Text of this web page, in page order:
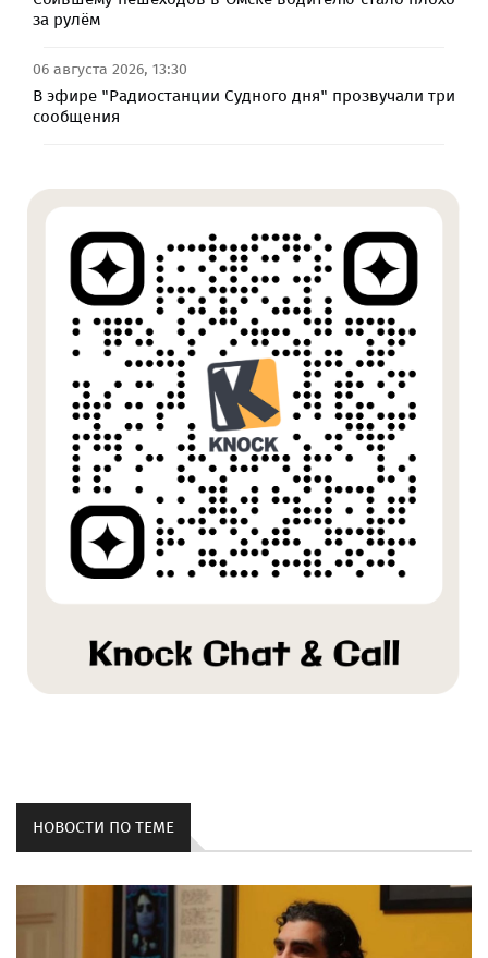
за рулём
06 августа 2026, 13:30
В эфире "Радиостанции Судного дня" прозвучали три
сообщения
НОВОСТИ ПО ТЕМЕ